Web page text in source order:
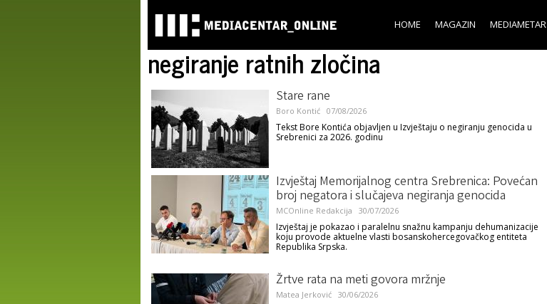
main
content
HOME MAGAZIN MEDIAMETAR
negiranje ratnih zločina
Stare rane
Boro Kontić 07/08/2026
Tekst Bore Kontića objavljen u Izvještaju o negiranju genocida u
Srebrenici za 2026. godinu
Izvještaj Memorijalnog centra Srebrenica: Povećan
broj negatora i slučajeva negiranja genocida
MCOnline Redakcija 30/07/2026
Izvještaj je pokazao i paralelnu snažnu kampanju dehumanizacije
koju provode aktuelne vlasti bosanskohercegovačkog entiteta
Republika Srpska.
Žrtve rata na meti govora mržnje
Matea Jerković 30/06/2026